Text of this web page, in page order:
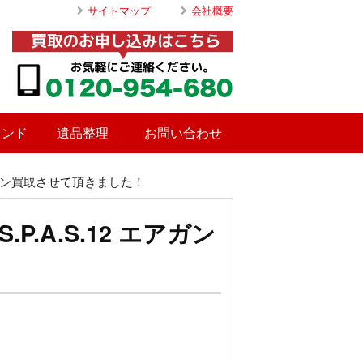
サイトマップ 会社概要
ド 遺品整理 お問い合わせ
買取させて頂きました！
エアガン